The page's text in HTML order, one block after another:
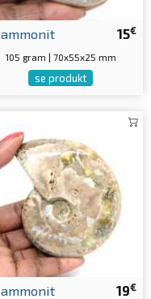
15€
ammonit
105 gram | 70x55x25 mm
se produkt
19€
ammonit